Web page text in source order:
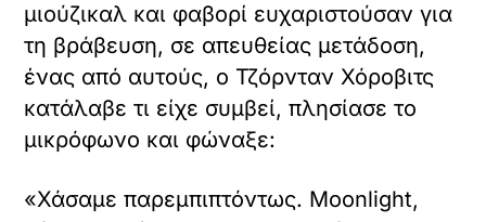
μιούζικαλ και φαβορί ευχαριστούσαν για
τη βράβευση, σε απευθείας μετάδοση,
ένας από αυτούς, ο Τζόρνταν Χόροβιτς
κατάλαβε τι είχε συμβεί, πλησίασε το
μικρόφωνο και φώναξε:
«Χάσαμε παρεμπιπτόντως. Moonlight,